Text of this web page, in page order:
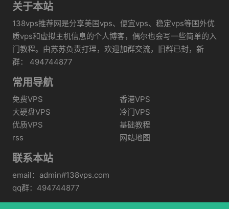
关于本站
138vps推荐网是分享美国vps、便宜vps、稳定vps等国外优
质vps和虚拟主机信息的个人博客，偶尔也会写一些简单的入
门教程。由苏苏负责打理，欢迎加群交流，旧群已封，新
群： 494744877
常用导航
免费VPS
香港VPS
大硬盘VPS
冷门VPS
优质VPS
基础教程
rss
网站地图
联系本站
email：admin#138vps.com
qq群：494744877